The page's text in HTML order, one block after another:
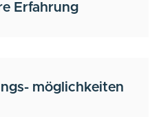
Erfahrung
möglichkeiten